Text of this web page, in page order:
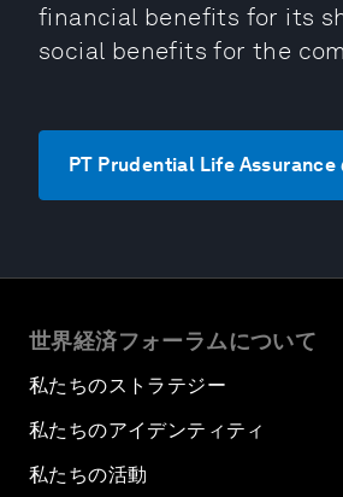
financial benefits for its
social benefits for the
PT Prudential Life Assurance
世界経済フォーラムについて
私たちのストラテジー
私たちのアイデンティティ
私たちの活動